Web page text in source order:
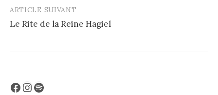
ARTICLE SUIVANT
Le Rite de la Reine Hagiel
Facebook
Instagram
Spotify